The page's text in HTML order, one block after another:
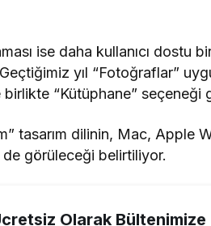
ise daha kullanıcı dostu
yıl “Fotoğraflar”
“Kütüphane” seçeneği
tasarım dilinin, Mac, Apple
görüleceği belirtiliyor.
Olarak Bültenimize